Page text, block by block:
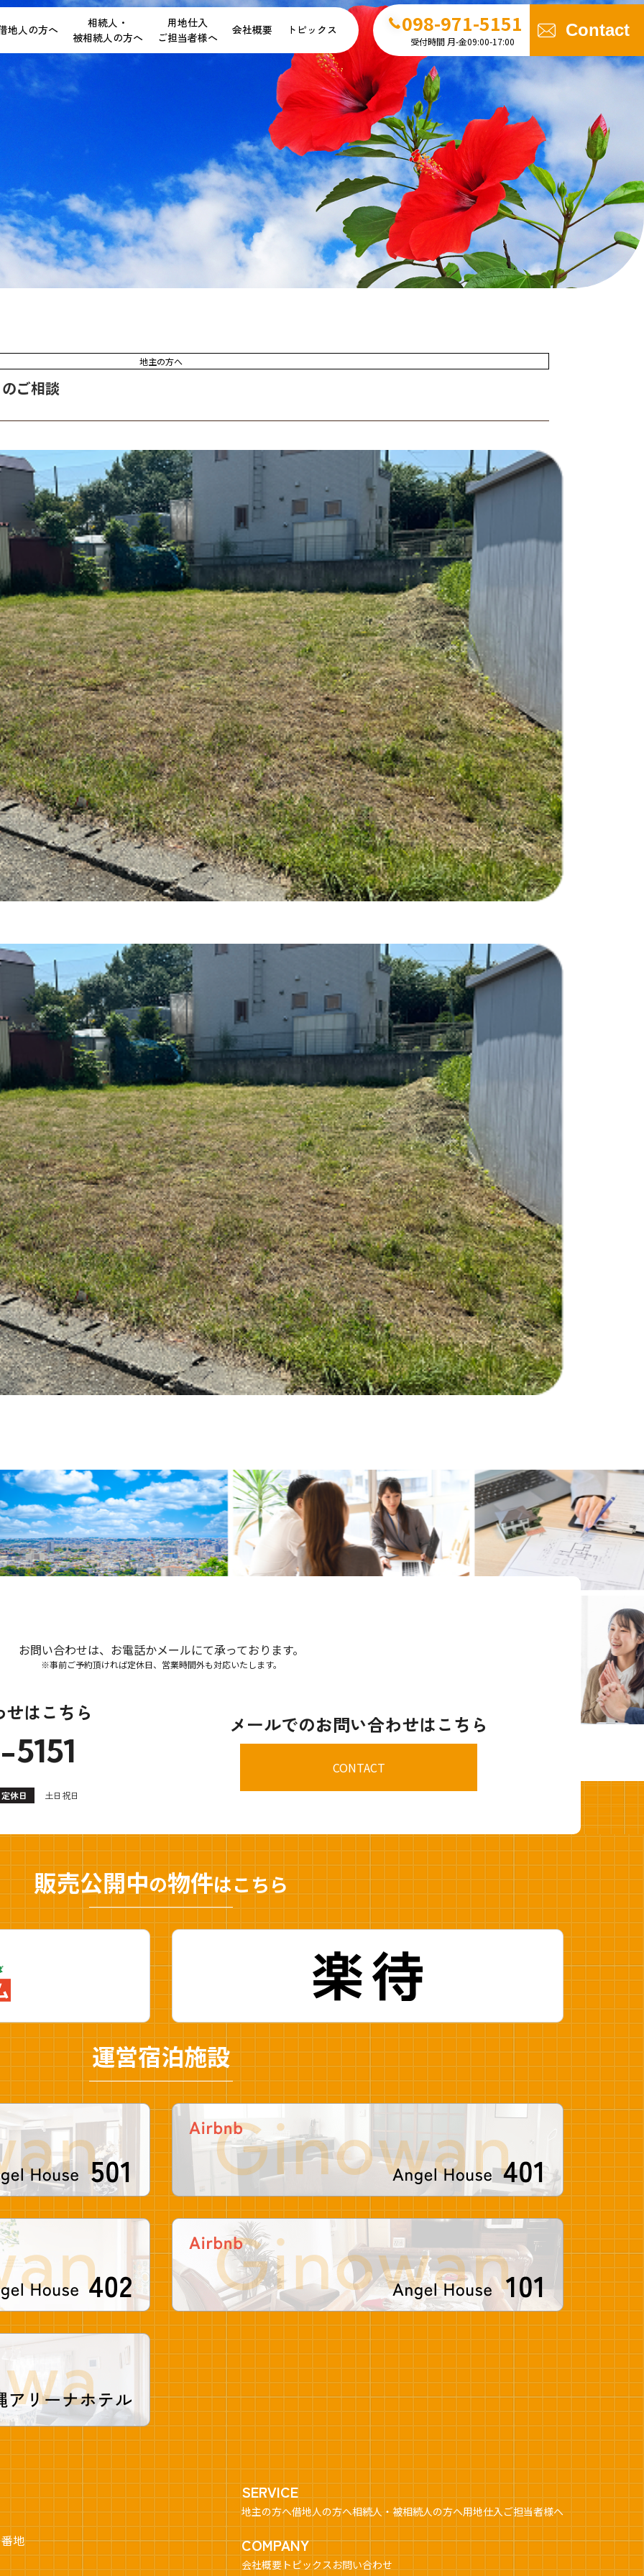
地人の方へ
相続人・
被相続人の方へ
用地仕入
ご担当者様へ
会社概要 トピックス 098-971-5151
受付時間 月-金09:00-17:00
Contact
Animated Background
ご相談
地主の方へ
お問い合わせは、お電話かメールにて承っております。
※事前ご予約頂ければ定休日、営業時間外も対応いたします。
はこちら
定休日 土日祝日
メールでのお問い合わせはこちら
CONTACT
販売公開中の物件はこちら
運営宿泊施設
地
SERVICE
地主の方へ借地人の方へ相続人・被相続人の方へ用地仕入ご担当者様へ
COMPANY
会社概要 トピックス お問い合わせ